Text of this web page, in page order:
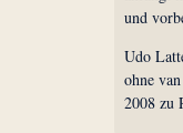
und
Udo
ohne
2008 zu